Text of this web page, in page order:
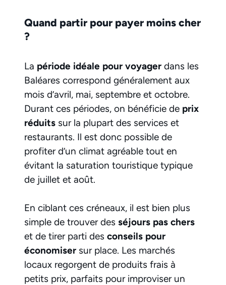
Quand partir pour payer moins cher
?
La période idéale pour voyager dans les
Baléares correspond généralement aux
mois d’avril, mai, septembre et octobre.
Durant ces périodes, on bénéficie de prix
réduits sur la plupart des services et
restaurants. Il est donc possible de
profiter d’un climat agréable tout en
évitant la saturation touristique typique
de juillet et août.
En ciblant ces créneaux, il est bien plus
simple de trouver des séjours pas chers
et de tirer parti des conseils pour
économiser sur place. Les marchés
locaux regorgent de produits frais à
petits prix, parfaits pour improviser un